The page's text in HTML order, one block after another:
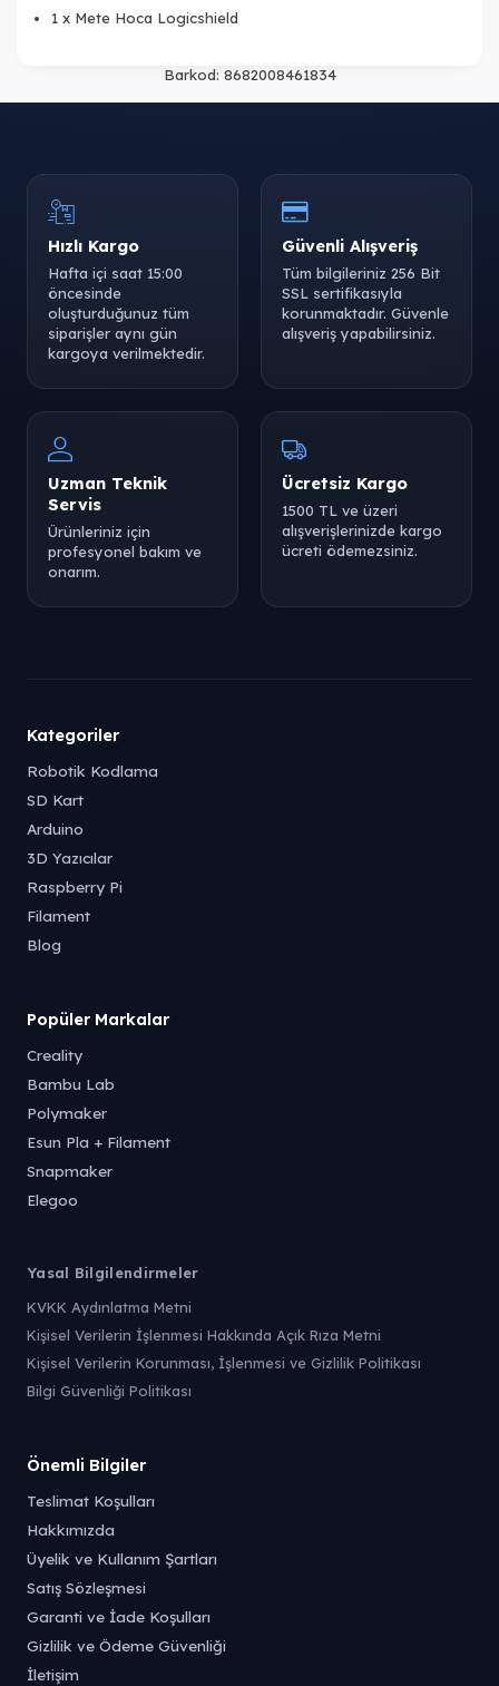
1 x Mete Hoca Logicshield
Barkod: 8682008461834
Hızlı Kargo
Hafta içi saat 15:00
öncesinde
oluşturduğunuz tüm
siparişler aynı gün
kargoya verilmektedir.
Güvenli Alışveriş
Tüm bilgileriniz 256 Bit
SSL sertifikasıyla
korunmaktadır. Güvenle
alışveriş yapabilirsiniz.
Uzman Teknik
Servis
Ürünleriniz için
profesyonel bakım ve
onarım.
Ücretsiz Kargo
1500 TL ve üzeri
alışverişlerinizde kargo
ücreti ödemezsiniz.
Kategoriler
Robotik Kodlama
SD Kart
Arduino
3D Yazıcılar
Raspberry Pi
Filament
Blog
Popüler Markalar
Creality
Bambu Lab
Polymaker
Esun Pla + Filament
Snapmaker
Elegoo
Yasal Bilgilendirmeler
KVKK Aydınlatma Metni
Kişisel Verilerin İşlenmesi Hakkında Açık Rıza Metni
Kişisel Verilerin Korunması, İşlenmesi ve Gizlilik Politikası
Bilgi Güvenliği Politikası
Önemli Bilgiler
Teslimat Koşulları
Hakkımızda
Üyelik ve Kullanım Şartları
Satış Sözleşmesi
Garanti ve İade Koşulları
Gizlilik ve Ödeme Güvenliği
İletişim